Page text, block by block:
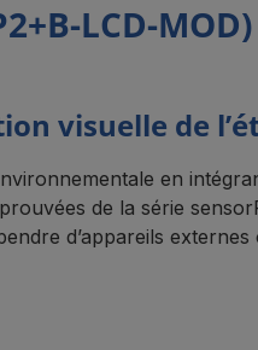
LCD-
visuelle de
en
de la série
d’appareils